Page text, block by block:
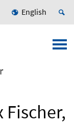
English
Fischer,